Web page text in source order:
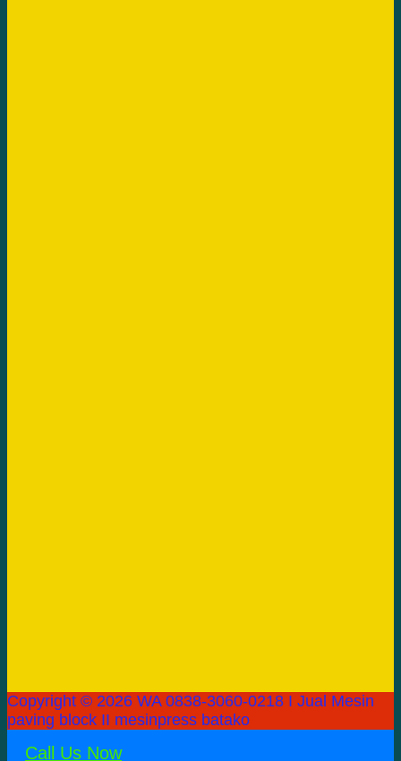
Copyright © 2026 WA 0838-3060-0218 I Jual Mesin
paving block II mesinpress batako
Call Us Now